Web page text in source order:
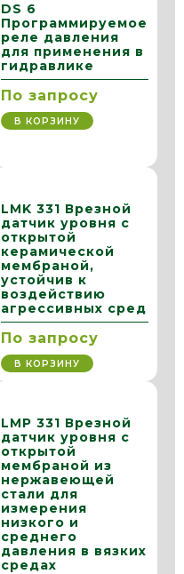
DS 6
Программируемое
реле давления
для применения в
гидравлике
По запросу
В КОРЗИНУ
LMK 331 Врезной
датчик уровня с
открытой
керамической
мембраной,
устойчив к
воздействию
агрессивных сред
По запросу
В КОРЗИНУ
LMP 331 Врезной
датчик уровня с
открытой
мембраной из
нержавеющей
стали для
измерения
низкого и
среднего
давления в вязких
средах